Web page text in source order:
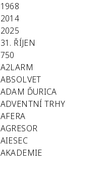
1968
2014
2025
31. ŘÍJEN
750
A2LARM
ABSOLVET
ADAM ĎURICA
ADVENTNÍ TRHY
AFERA
AGRESOR
AIESEC
AKADEMIE